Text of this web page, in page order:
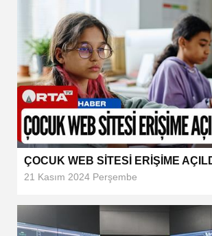
ÇOCUK WEB SİTESİ ERİŞİME
21 Kasım 2024 Perşembe